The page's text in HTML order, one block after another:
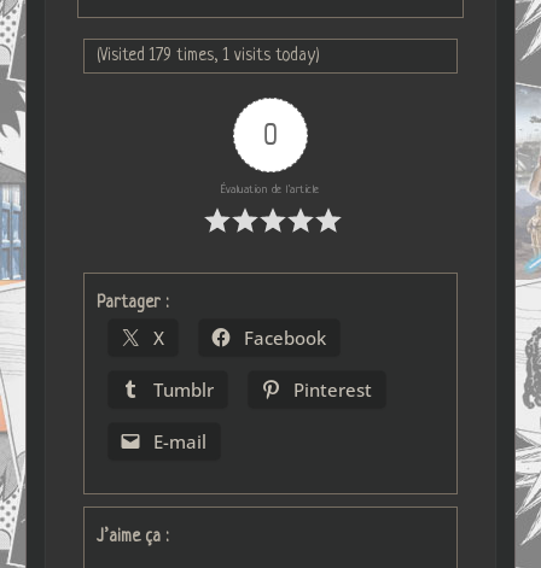
(Visited 179 times, 1 visits today)
0
Évaluation de l'article
Partager :
X Facebook
Tumblr Pinterest
E-mail
J’aime ça :